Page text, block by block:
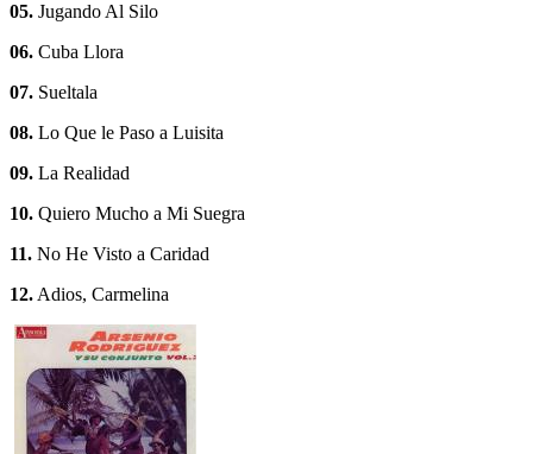
05. Jugando Al Silo
06. Cuba Llora
07. Sueltala
08. Lo Que le Paso a Luisita
09. La Realidad
10. Quiero Mucho a Mi Suegra
11. No He Visto a Caridad
12.Adios, Carmelina